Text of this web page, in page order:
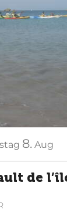
8. Aug
de